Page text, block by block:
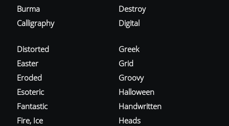
Burma
Calligraphy
Destroy
Digital
Distorted
Easter
Eroded
Esoteric
Fantastic
Fire, Ice
Greek
Grid
Groovy
Halloween
Handwritten
Heads